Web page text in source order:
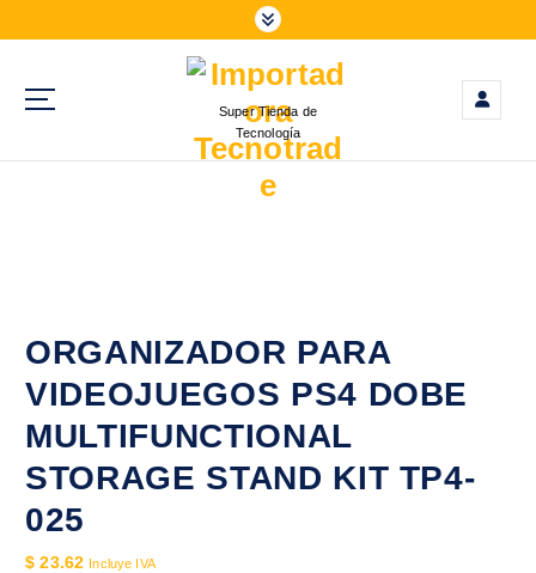
a
Super Tienda de
Tecnología
ORGANIZADOR PARA
VIDEOJUEGOS PS4 DOBE
MULTIFUNCTIONAL
STORAGE STAND KIT TP4-
025
$ 23.62 Incluye IVA